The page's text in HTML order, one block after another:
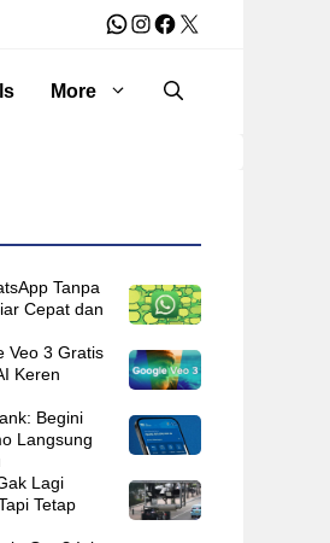
WhatsApp
Instagram
Facebook
X
More
Tanpa
Cepat dan
Veo 3 Gratis
Keren
Begini
Langsung
Lagi
Tetap